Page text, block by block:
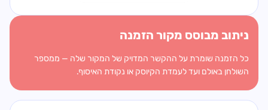
ניתוב מבוסס מקור הזמנה
כל הזמנה שומרת על ההקשר המדויק של המקור שלה — ממספר
השולחן באולם ועד לעמדת הקיוסק או נקודת האיסוף.